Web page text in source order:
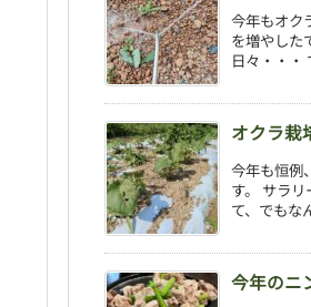
今年もオク
を増やした
日々・・・
オクラ栽
今年も恒例
す。 サラ
て、でもな
今年のニ